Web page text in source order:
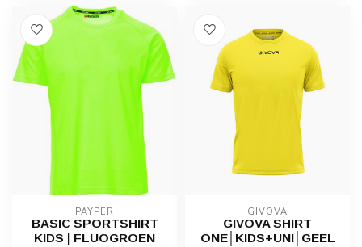
PAYPER
BASIC SPORTSHIRT
KIDS | FLUOGROEN
GIVOVA
GIVOVA SHIRT
ONE│KIDS+UNI│GEEL